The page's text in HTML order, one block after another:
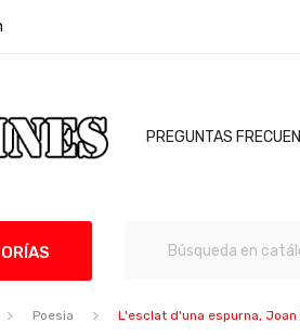
PREGUNTAS
Poesia L'esclat d'una espurna, Joan